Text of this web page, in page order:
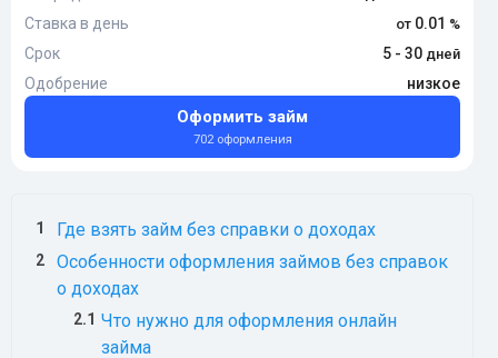
Ставка в день
0.01
Срок
5 - 30
Одобрение
низкое
Оформить займ
702 оформления
Где взять займ без справки о доходах
Особенности оформления займов без справок
о доходах
Что нужно для оформления онлайн
займа